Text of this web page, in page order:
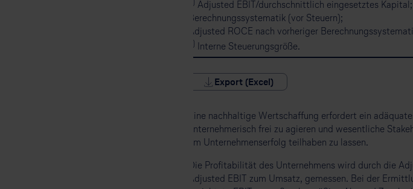
Adjusted EBIT/durchschnittlich eingesetztes
Berechnungssystematik (vor Steuern);
Adjusted ROCE nach vorheriger
Interne Steuerungsgröße.
Export (Excel)
Eine nachhaltige Wertschaffung erfordert ein
unternehmerisch frei zu agieren und wesentliche
am Unternehmenserfolg teilhaben zu lassen.
Die Profitabilität des Unternehmens wird durch die
Adjusted EBIT zum Umsatz, gemessen. Bei der